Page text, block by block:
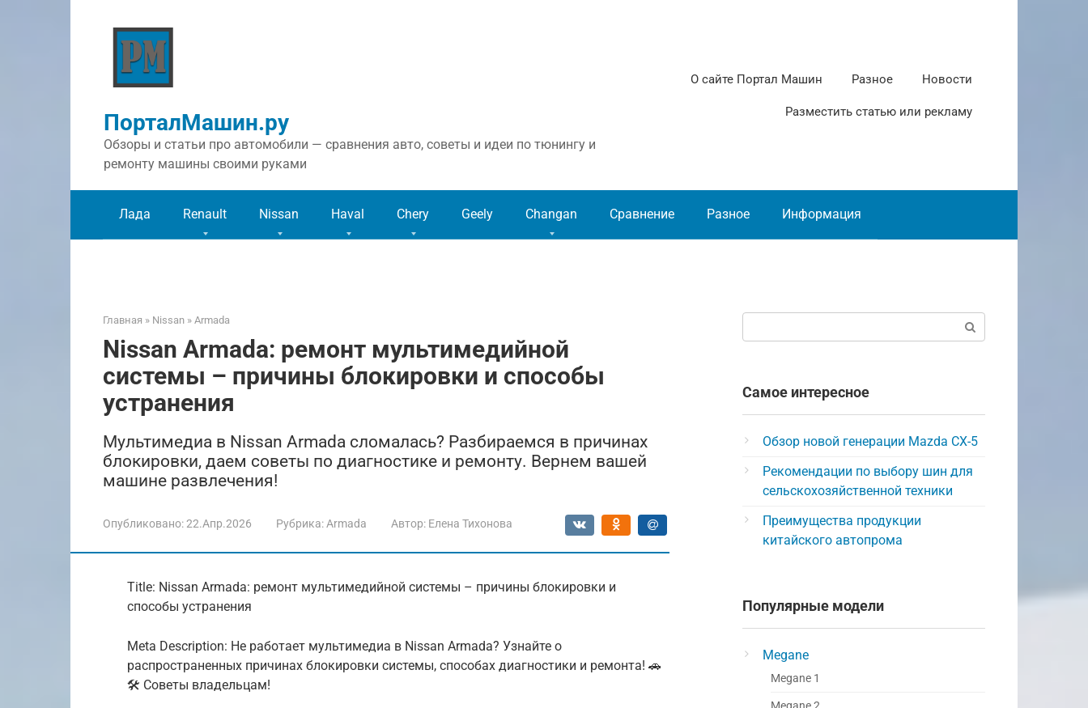
ПорталМашин.ру
Обзоры и статьи про автомобили — сравнения авто, советы и идеи по тюнингу и
ремонту машины своими руками
О сайте Портал Машин Разное Новости
Разместить статью или рекламу
Лада Renault Nissan Haval Chery Geely Changan Сравнение Разное Информация
Главная » Nissan » Armada
Nissan Armada: ремонт мультимедийной
системы – причины блокировки и способы
устранения
Мультимедиа в Nissan Armada сломалась? Разбираемся в причинах
блокировки, даем советы по диагностике и ремонту. Вернем вашей
машине развлечения!
Опубликовано:22.Апр.2026 Рубрика: Armada Автор: Елена Тихонова
Title: Nissan Armada: ремонт мультимедийной системы – причины блокировки и
способы устранения
Meta Description: Не работает мультимедиа в Nissan Armada? Узнайте о
распространенных причинах блокировки системы, способах диагностики и ремонта! 🚗
🛠️ Советы владельцам!
Самое интересное
Обзор новой генерации Mazda CX-5
Рекомендации по выбору шин для
сельскохозяйственной техники
Преимущества продукции
китайского автопрома
Популярные модели
Megane
Megane 1